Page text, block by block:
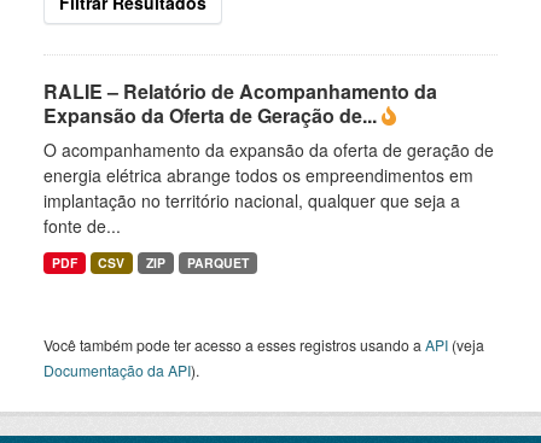
RALIE – Relatório de Acompanhamento da
Expansão da Oferta de Geração de...
O acompanhamento da expansão da oferta de geração de
energia elétrica abrange todos os empreendimentos em
implantação no território nacional, qualquer que seja a
fonte de...
PDF CSV ZIP PARQUET
Você também pode ter acesso a esses registros usando a API (veja
Documentação da API).